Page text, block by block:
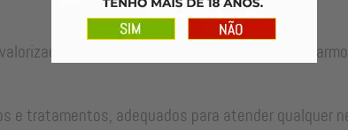
no ajuste perfeito de cada peça em
e tratamentos, adequados para atender qualquer